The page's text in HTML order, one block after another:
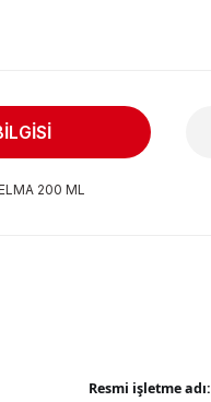
200 ML
Resmi işletme adı: